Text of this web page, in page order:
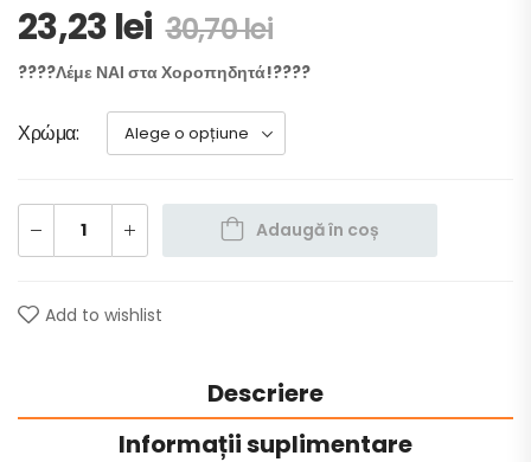
23,23lei 30,70lei
????Λέμε ΝΑΙ στα Χοροπηδητά!????
Χρώμα
Adaugă în coș
Add to wishlist
Descriere
Informații suplimentare